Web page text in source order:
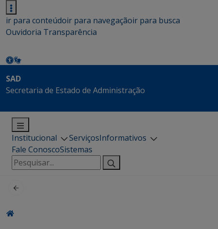
ir para conteúdoir para navegaçãoir para busca
Ouvidoria Transparência
SAD
Secretaria de Estado de Administração
Institucional ServiçosInformativos
Fale ConoscoSistemas
Pesquisar
por: